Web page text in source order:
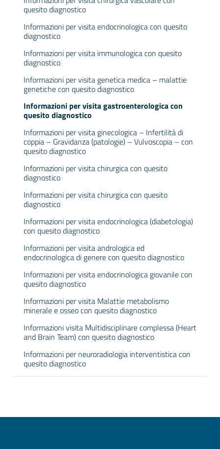
quesito diagnostico
Informazioni per visita endocrinologica con quesito
diagnostico
Informazioni per visita immunologica con quesito
diagnostico
Informazioni per visita genetica medica – malattie
genetiche con quesito diagnostico
Informazioni per visita gastroenterologica con
quesito diagnostico
Informazioni per visita ginecologica – Infertilità di
coppia – Gravidanza (patologie) – Vulvoscopia – con
quesito diagnostico
Informazioni per visita chirurgica con quesito
diagnostico
Informazioni per visita chirurgica con quesito
diagnostico
Informazioni per visita endocrinologica (diabetologia)
con quesito diagnostico
Informazioni per visita andrologica ed
endocrinologica di genere con quesito diagnostico
Informazioni per visita endocrinologica giovanile con
quesito diagnostico
Informazioni per visita Malattie metabolismo
minerale e osseo con quesito diagnostico
Informazioni visita Multidisciplinare complessa (Heart
and Brain Team) con quesito diagnostico
Informazioni per neuroradiologia interventistica con
quesito diagnostico